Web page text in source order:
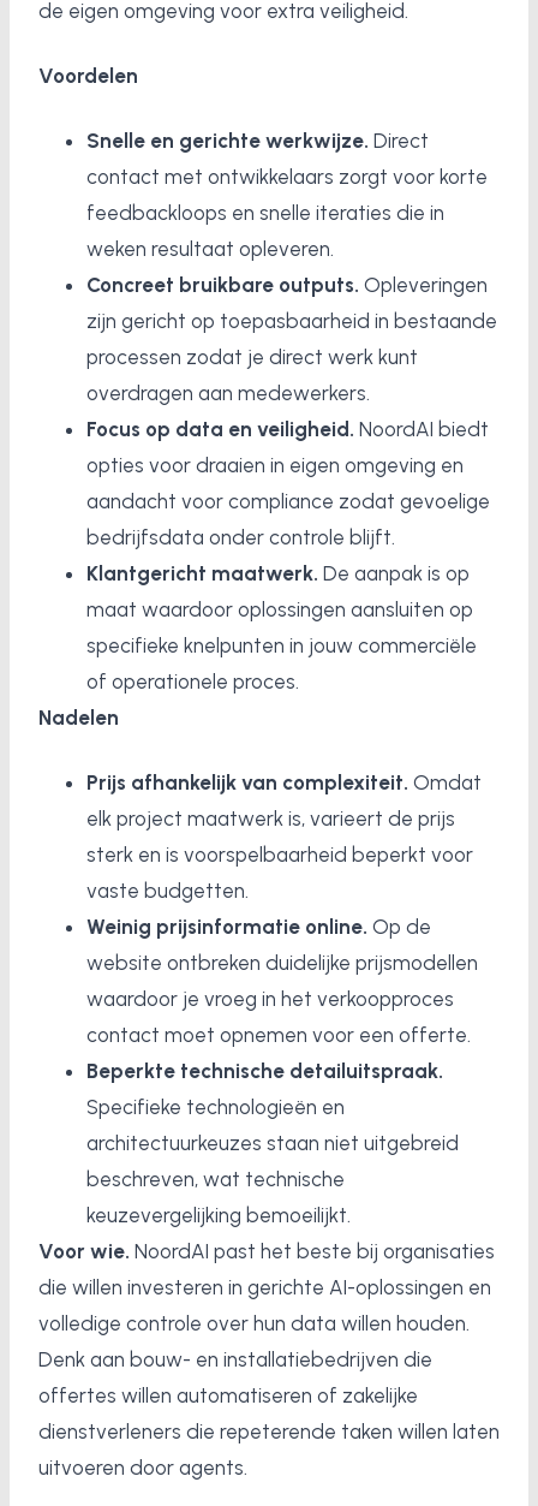
de eigen omgeving voor extra veiligheid.
Voordelen
Snelle en gerichte werkwijze. Direct
contact met ontwikkelaars zorgt voor korte
feedbackloops en snelle iteraties die in
weken resultaat opleveren.
Concreet bruikbare outputs. Opleveringen
zijn gericht op toepasbaarheid in bestaande
processen zodat je direct werk kunt
overdragen aan medewerkers.
Focus op data en veiligheid. NoordAI biedt
opties voor draaien in eigen omgeving en
aandacht voor compliance zodat gevoelige
bedrijfsdata onder controle blijft.
Klantgericht maatwerk. De aanpak is op
maat waardoor oplossingen aansluiten op
specifieke knelpunten in jouw commerciële
of operationele proces.
Nadelen
Prijs afhankelijk van complexiteit. Omdat
elk project maatwerk is, varieert de prijs
sterk en is voorspelbaarheid beperkt voor
vaste budgetten.
Weinig prijsinformatie online. Op de
website ontbreken duidelijke prijsmodellen
waardoor je vroeg in het verkoopproces
contact moet opnemen voor een offerte.
Beperkte technische detailuitspraak.
Specifieke technologieën en
architectuurkeuzes staan niet uitgebreid
beschreven, wat technische
keuzevergelijking bemoeilijkt.
Voor wie. NoordAI past het beste bij organisaties
die willen investeren in gerichte AI-oplossingen en
volledige controle over hun data willen houden.
Denk aan bouw- en installatiebedrijven die
offertes willen automatiseren of zakelijke
dienstverleners die repeterende taken willen laten
uitvoeren door agents.